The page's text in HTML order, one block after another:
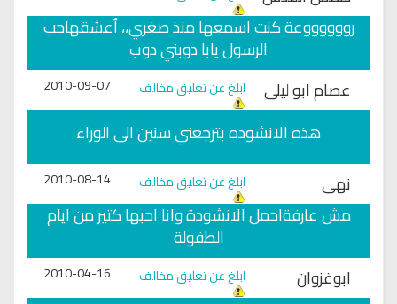
رووووووعة كنت اسمعها منذ صغري،، أعشقهاحب
الرسول يابا دوبني دوب
عصام ابو ليلى
ابلغ عن تعليق مخالف 2010-09-07
هذه الانشوده بترجعني سنين الى الوراء
نهى
ابلغ عن تعليق مخالف 2010-08-14
مش عارفةاحمل الانشودة وانا احبها كتير من ايام
الطفولة
ابوغزوان
ابلغ عن تعليق مخالف 2010-04-16